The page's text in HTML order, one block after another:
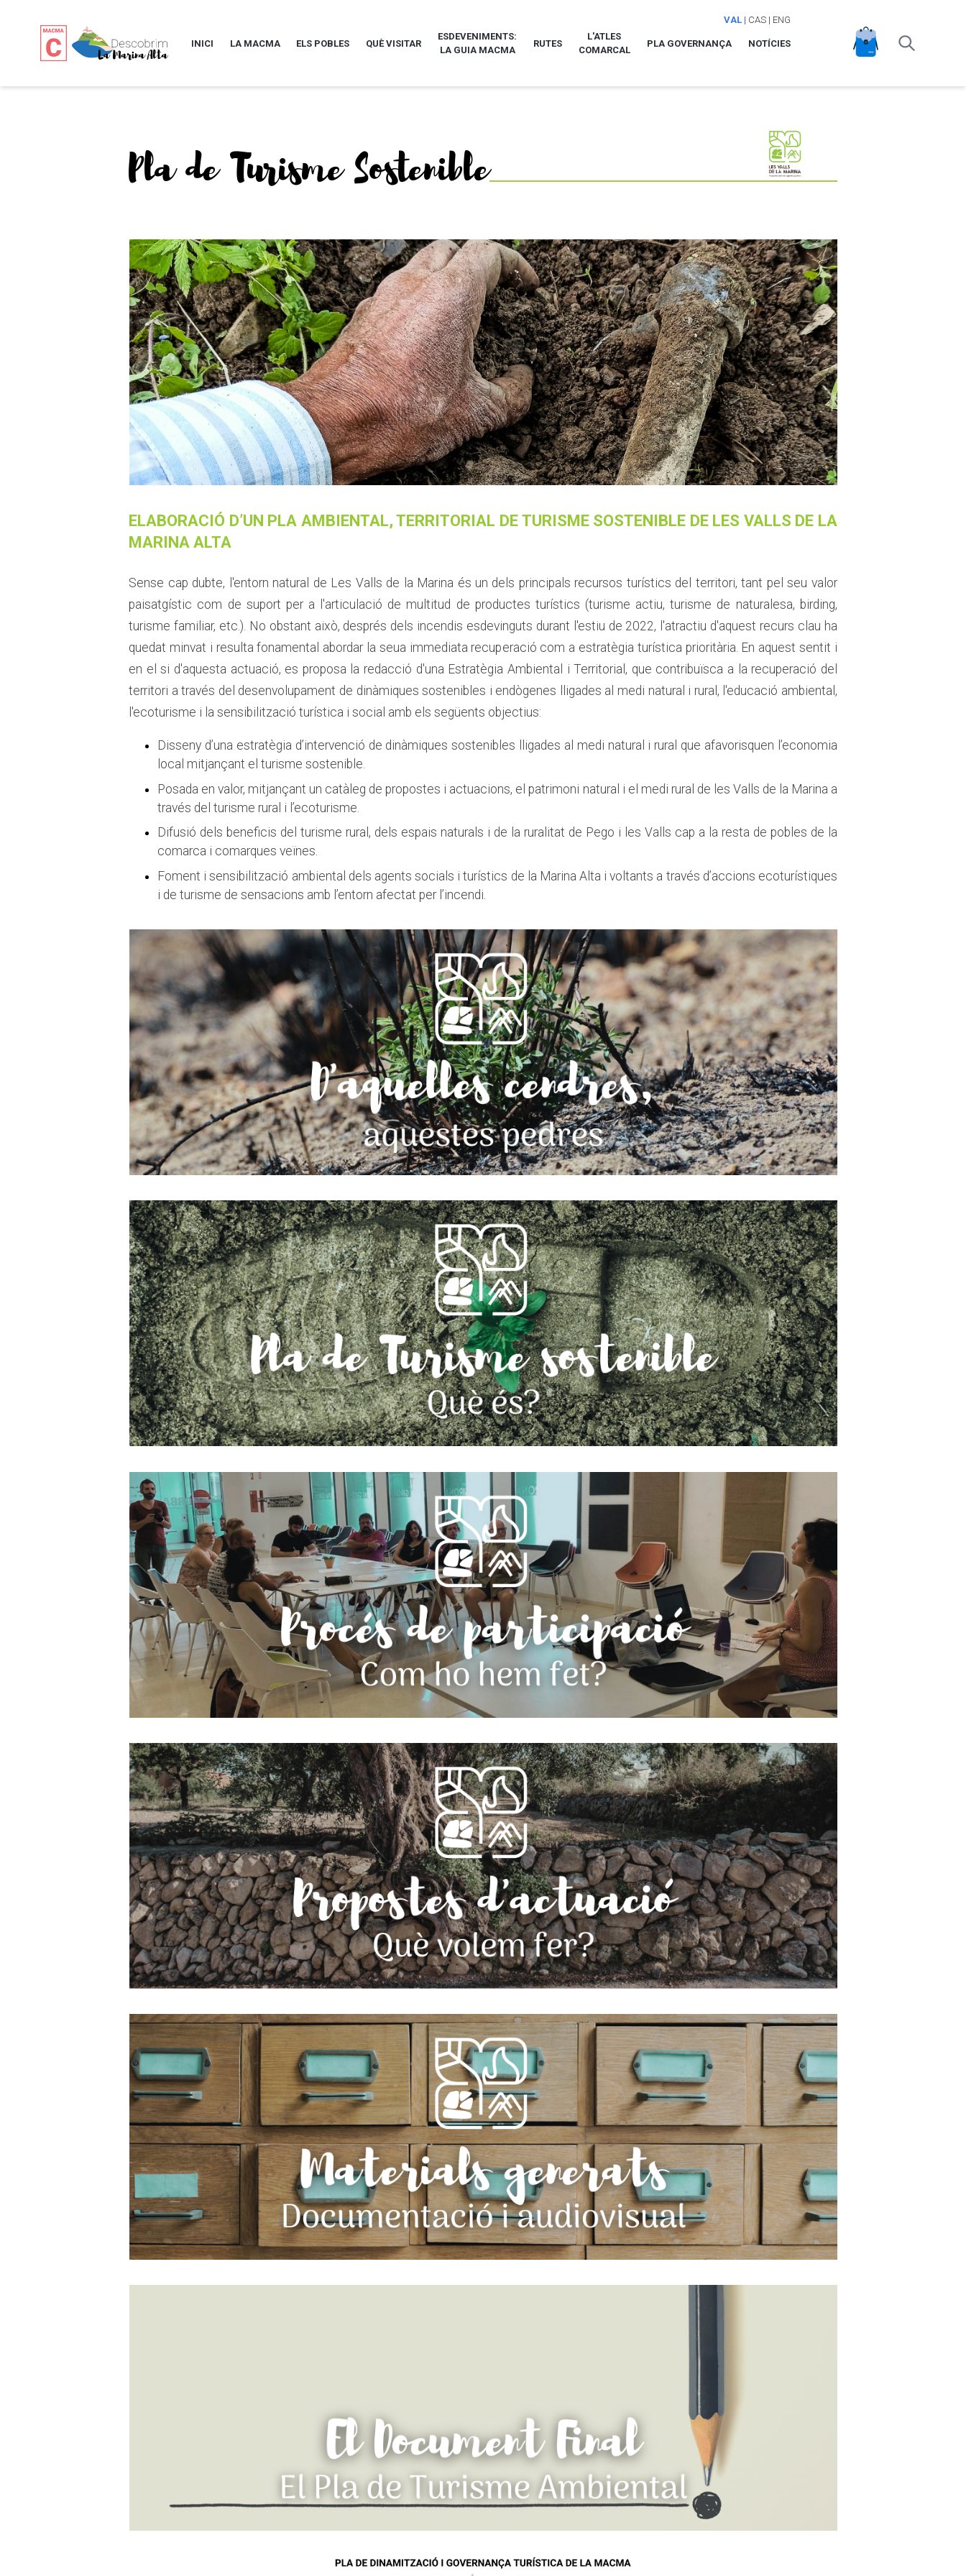
VAL| CAS| ENG
INICI LA MACMA ELS POBLES QUÈ VISITAR
ESDEVENIMENTS:
LA GUIA MACMA
RUTES
L'ATLES
COMARCAL
PLA GOVERNANÇA NOTÍCIES
Pla de Turisme Sostenible
ELABORACIÓ D’UN PLA AMBIENTAL, TERRITORIAL DE TURISME SOSTENIBLE DE LES VALLS DE LA
MARINA ALTA
Sense cap dubte, l'entorn natural de Les Valls de la Marina és un dels principals recursos turístics del territori, tant pel seu valor
paisatgístic com de suport per a l'articulació de multitud de productes turístics (turisme actiu, turisme de naturalesa, birding,
turisme familiar, etc.). No obstant això, després dels incendis esdevinguts durant l'estiu de 2022, l'atractiu d'aquest recurs clau ha
quedat minvat i resulta fonamental abordar la seua immediata recuperació com a estratègia turística prioritària. En aquest sentit i
en el si d'aquesta actuació, es proposa la redacció d'una Estratègia Ambiental i Territorial, que contribuïsca a la recuperació del
territori a través del desenvolupament de dinàmiques sostenibles i endògenes lligades al medi natural i rural, l'educació ambiental,
l'ecoturisme i la sensibilització turística i social amb els següents objectius:
Disseny d’una estratègia d’intervenció de dinàmiques sostenibles lligades al medi natural i rural que afavorisquen l’economia
local mitjançant el turisme sostenible.
Posada en valor, mitjançant un catàleg de propostes i actuacions, el patrimoni natural i el medi rural de les Valls de la Marina a
través del turisme rural i l’ecoturisme.
Difusió dels beneficis del turisme rural, dels espais naturals i de la ruralitat de Pego i les Valls cap a la resta de pobles de la
comarca i comarques veïnes.
Foment i sensibilització ambiental dels agents socials i turístics de la Marina Alta i voltants a través d’accions ecoturístiques
i de turisme de sensacions amb l’entorn afectat per l’incendi.